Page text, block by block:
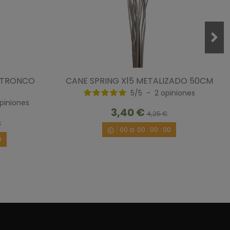
es que queda bastante bien para decorar cualquier
CANE SPRING X15 METALIZADO 50CM
5/5 - 2 opiniones
3,40 € 4,25 €
00 d. 00 : 00 : 00